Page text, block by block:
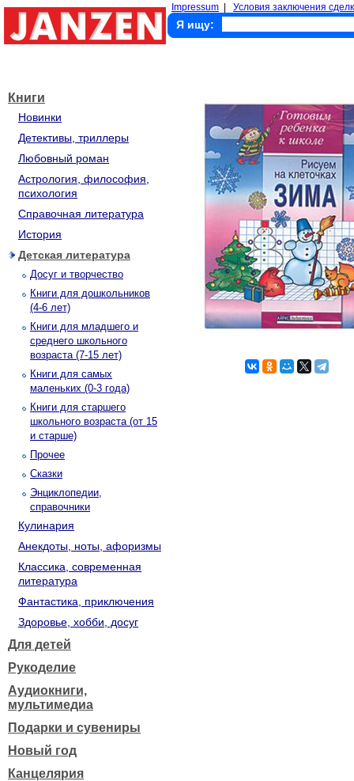
Impressum Условия заключения
Я ищу:
Книги
Новинки
Детективы, триллеры
Любовный роман
Астрология, философия,
психология
Справочная литература
История
Детская литература
Досуг и творчество
Книги для дошкольников
(4-6 лет)
Книги для младшего и
среднего школьного
возраста (7-15 лет)
Книги для самых
маленьких (0-3 года)
Книги для старшего
школьного возраста (от 15
и старше)
Прочее
Сказки
Энциклопедии,
справочники
Кулинария
Анекдоты, ноты, афоризмы
Классика, современная
литература
Фантастика, приключения
Здоровье, хобби, досуг
Для детей
Рукоделие
Аудиокниги,
мультимедиа
Подарки и сувениры
Новый год
Канцелярия